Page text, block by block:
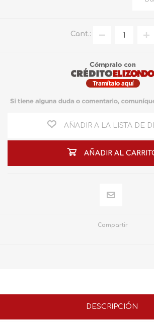
Cant.:
AÑADIR A LA LISTA DE
AÑADIR AL
Compartir
DESCRIPCIÓN